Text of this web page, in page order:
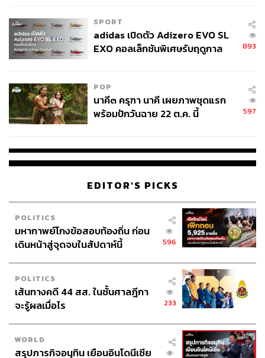
SPORT
adidas เปิดตัว Adizero EVO SL
EXO คอลเล็กชันพิเศษรับฤดูกาล
893
POP
นาคี๓ ครุฑา นาคี เผยภาพชุดแรก
พร้อมปักวันฉาย 22 ต.ค. นี้
597
EDITOR'S PICKS
POLITICS
มหากาพย์โกงข้อสอบท้องถิ่น ก่อน
เดินหน้าสู่จุดจบในสัปดาห์นี้
596
POLITICS
เส้นทางคดี 44 สส. ในชั้นศาลฎีกา
จะรู้ผลเมื่อไร
233
WORLD
สรุปภารกิจอนุทิน เยือนอินโดนีเซีย